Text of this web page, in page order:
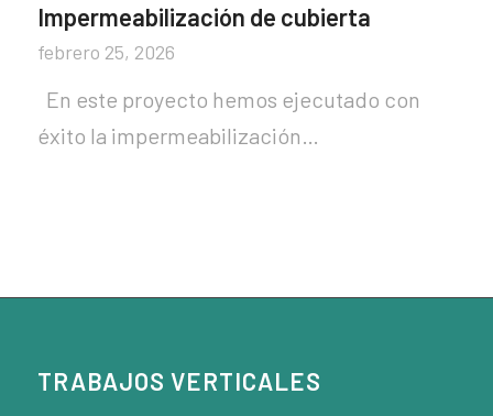
Impermeabilización de cubierta
febrero 25, 2026
En este proyecto hemos ejecutado con
éxito la impermeabilización…
TRABAJOS VERTICALES